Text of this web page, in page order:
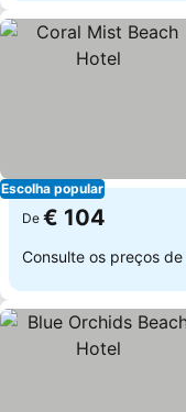
Escolha popular
De € 104
Consulte os preços de